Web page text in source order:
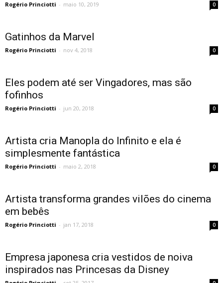
Rogério Princiotti - maio 10, 2019 0
Gatinhos da Marvel
Rogério Princiotti - nov 4, 2018 0
Eles podem até ser Vingadores, mas são
fofinhos
Rogério Princiotti - jun 20, 2018 0
Artista cria Manopla do Infinito e ela é
simplesmente fantástica
Rogério Princiotti - maio 2, 2018 0
Artista transforma grandes vilões do cinema
em bebês
Rogério Princiotti - jan 17, 2018 0
Empresa japonesa cria vestidos de noiva
inspirados nas Princesas da Disney